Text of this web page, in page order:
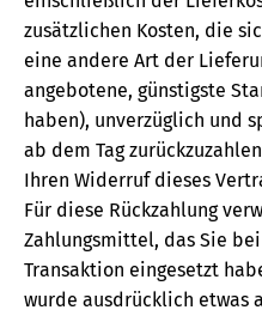
zusätzlichen Kosten, die
eine andere Art der
angebotene, günstigste
haben), unverzüglich und
ab dem Tag
Ihren Widerruf dieses
Für diese Rückzahlung
Zahlungsmittel, das Sie
Transaktion eingesetzt
wurde ausdrücklich etwas